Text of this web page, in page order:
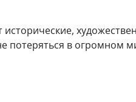
в огромном